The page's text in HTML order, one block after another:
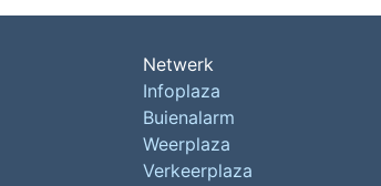
Netwerk
Infoplaza
Buienalarm
Weerplaza
Verkeerplaza